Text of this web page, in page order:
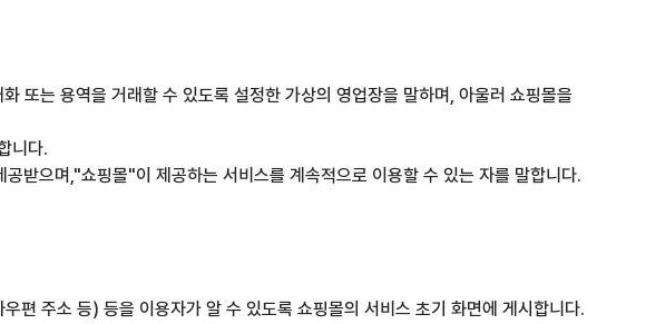
또는 용역을 거래할 수 있도록 설정한 가상의 영업장을 말하며, 아울러 쇼핑몰을
니다.
받으며,"쇼핑몰"이 제공하는 서비스를 계속적으로 이용할 수 있는 자를 말합니다.
편 주소 등) 등을 이용자가 알 수 있도록 쇼핑몰의 서비스 초기 화면에 게시합니다.